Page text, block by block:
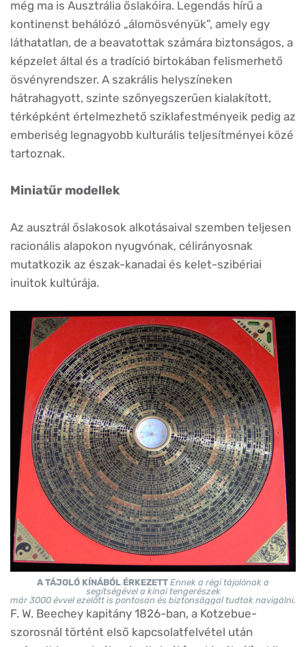
még ma is Ausztrália őslakóira. Legendás hírű a
kontinenst behálózó „álomösvényük”, amely egy
láthatatlan, de a beavatottak számára biztonságos, a
képzelet által és a tradíció birtokában felismerhető
ösvényrendszer. A szakrális helyszíneken
hátrahagyott, szinte szőnyegszerűen kialakított,
térképként értelmezhető sziklafestményeik pedig az
emberiség legnagyobb kulturális teljesítményei közé
tartoznak.
Miniatűr modellek
Az ausztrál őslakosok alkotásaival szemben teljesen
racionális alapokon nyugvónak, célirányosnak
mutatkozik az észak-kanadai és kelet-szibériai
inuitok kultúrája.
A TÁJOLÓ KÍNÁBÓL ÉRKEZETT Ennek a régi tájolónak a
segítségével a kínai tengerészek
már 3000 évvel ezelőtt is pontosan és biztonsággal tudtak navigálni.
F. W. Beechey kapitány 1826-ban, a Kotzebue-
szorosnál történt első kapcsolatfelvétel után